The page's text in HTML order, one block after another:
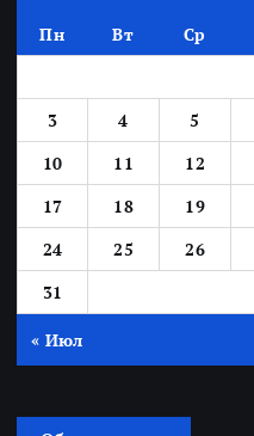
Пн Вт Ср
3
4 5
10
11 12
17
18 19
24
25 26
31
« Июл